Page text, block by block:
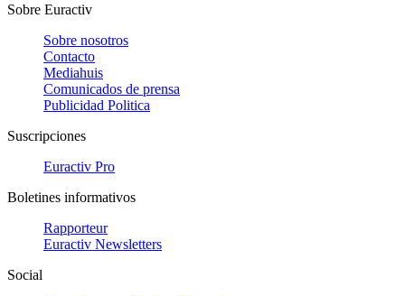
Sobre Euractiv
Sobre nosotros
Contacto
Mediahuis
Comunicados de prensa
Publicidad Politica
Suscripciones
Euractiv Pro
Boletines informativos
Rapporteur
Euractiv Newsletters
Social